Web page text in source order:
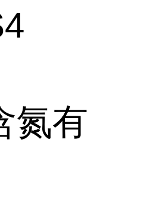
氮有